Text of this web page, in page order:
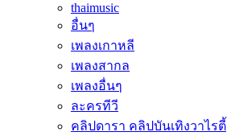
thaimusic
อื่นๆ
เพลงเกาหลี
เพลงสากล
เพลงอื่นๆ
ละครทีวี
คลิปดารา คลิปบันเทิงวาไรตี้